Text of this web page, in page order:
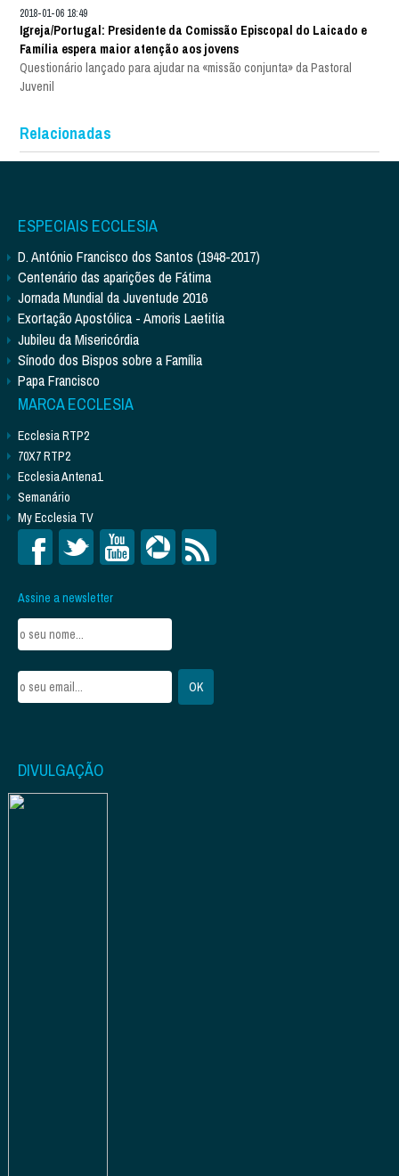
2018-01-06 18:49
Igreja/Portugal: Presidente da Comissão Episcopal do Laicado e
Família espera maior atenção aos jovens
Questionário lançado para ajudar na «missão conjunta» da Pastoral
Juvenil
Relacionadas
ESPECIAIS ECCLESIA
D. António Francisco dos Santos (1948-2017)
Centenário das aparições de Fátima
Jornada Mundial da Juventude 2016
Exortação Apostólica - Amoris Laetitia
Jubileu da Misericórdia
Sínodo dos Bispos sobre a Família
Papa Francisco
MARCA ECCLESIA
Ecclesia RTP2
70X7 RTP2
Ecclesia Antena1
Semanário
My Ecclesia TV
Assine a newsletter
DIVULGAÇÃO